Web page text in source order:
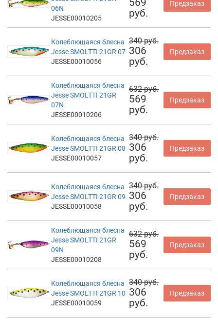
06N
JESSE00010205
руб.
Предзаказ
Колеблющаяся блесна
Jesse SMOLTTI 21GR 07
JESSE00010056
340 руб.
306
руб.
Предзаказ
Колеблющаяся блесна
Jesse SMOLTTI 21GR
07N
JESSE00010206
632 руб.
569
руб.
Предзаказ
Колеблющаяся блесна
Jesse SMOLTTI 21GR 08
JESSE00010057
340 руб.
306
руб.
Предзаказ
Колеблющаяся блесна
Jesse SMOLTTI 21GR 09
JESSE00010058
340 руб.
306
руб.
Предзаказ
Колеблющаяся блесна
Jesse SMOLTTI 21GR
09N
JESSE00010208
632 руб.
569
руб.
Предзаказ
Колеблющаяся блесна
Jesse SMOLTTI 21GR 10
JESSE00010059
340 руб.
306
руб.
Предзаказ